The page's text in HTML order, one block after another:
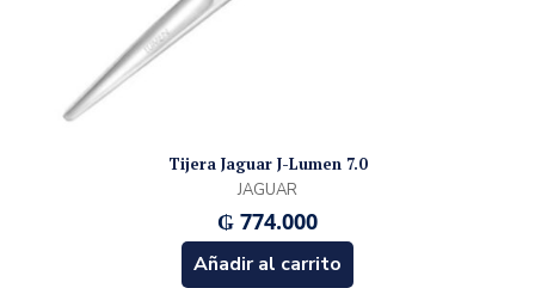
Tijera Jaguar J-Lumen 7.0
JAGUAR
₲ 774.000
Añadir al carrito